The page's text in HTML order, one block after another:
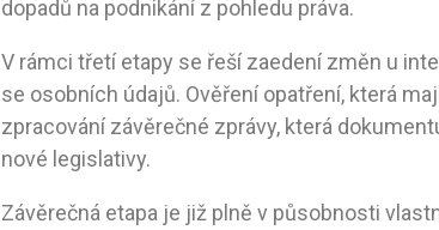
dopadů na podnikání z pohledu práva.
V rámci třetí etapy se řeší zaedení změn u
se osobních údajů. Ověření opatření, která
zpracování závěrečné zprávy, která
nové legislativy.
Závěrečná etapa je již plně v působnosti